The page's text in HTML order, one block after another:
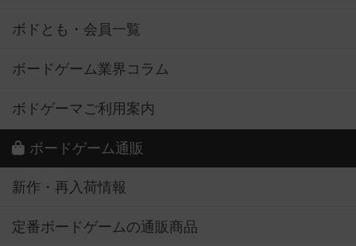
ボドとも・会員一覧
ボードゲーム業界コラム
ボドゲーマご利用案内
ボードゲーム通販
新作・再入荷情報
定番ボードゲームの通販商品